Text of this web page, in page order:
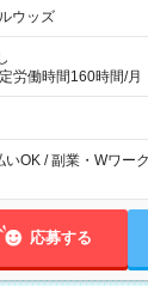
ウッズ
時間/月 【シフト例】 ・8：00
いOK / 副業・Wワー
応募する